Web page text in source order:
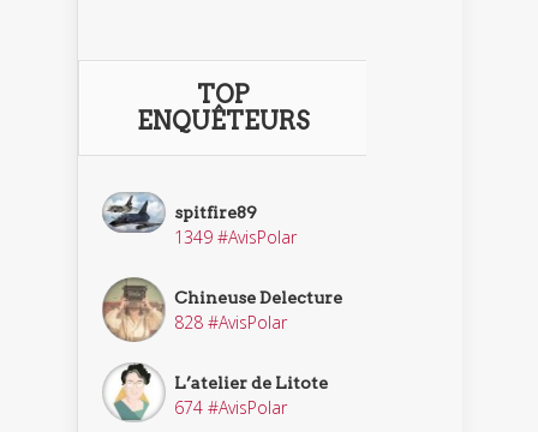
TOP
ENQUÊTEURS
spitfire89
1349 #AvisPolar
Chineuse Delecture
828 #AvisPolar
L’atelier de Litote
674 #AvisPolar